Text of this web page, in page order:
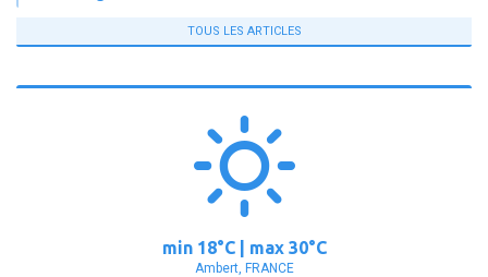
TOUS LES ARTICLES
min 18°C | max 30°C
Ambert, FRANCE